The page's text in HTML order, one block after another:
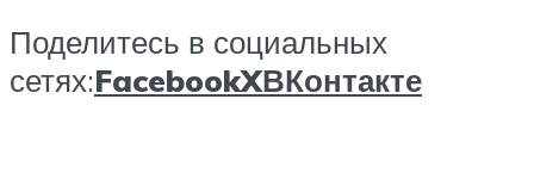
Поделитесь в социальных
сетях:FacebookXВКонтакте